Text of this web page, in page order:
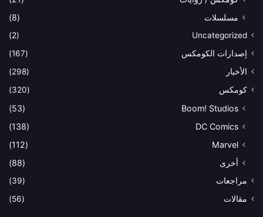
مسلسلات
(8)
Uncategorized
(2)
إصدارات الكومكس
(167)
الأخبار
(298)
كومكس
(320)
Boom! Studios
(53)
DC Comics
(138)
Marvel
(112)
أخرى
(88)
مراجعات
(39)
مقالات
(56)